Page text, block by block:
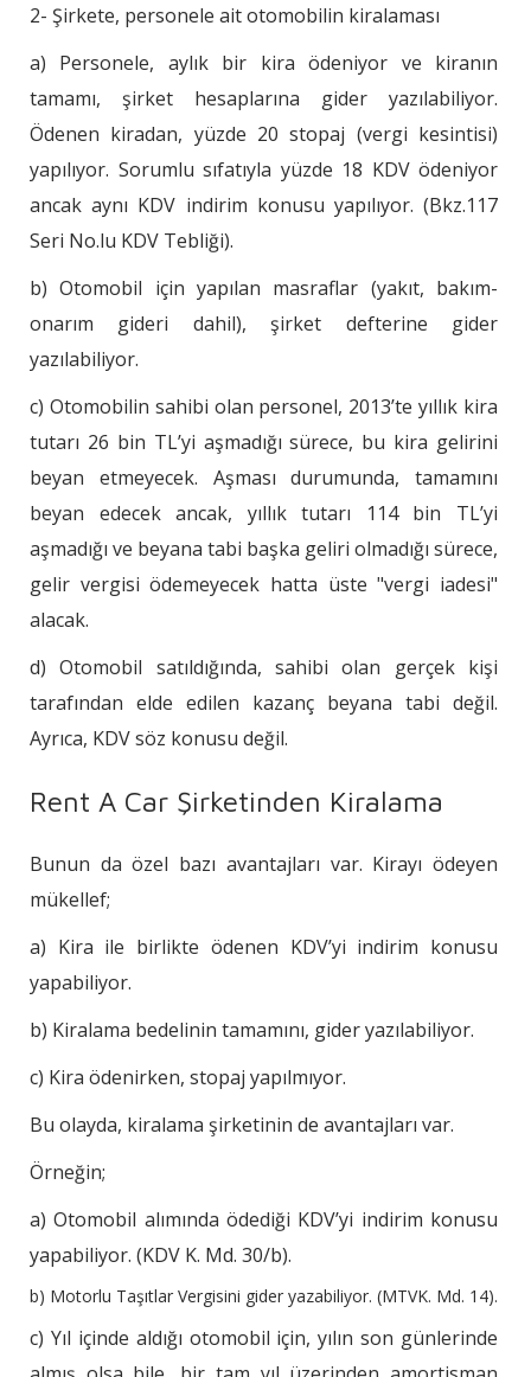
2- Şirkete, personele ait otomobilin kiralaması
a) Personele, aylık bir kira ödeniyor ve kiranın
tamamı, şirket hesaplarına gider yazılabiliyor.
Ödenen kiradan, yüzde 20 stopaj (vergi kesintisi)
yapılıyor. Sorumlu sıfatıyla yüzde 18 KDV ödeniyor
ancak aynı KDV indirim konusu yapılıyor. (Bkz.117
Seri No.lu KDV Tebliği).
b) Otomobil için yapılan masraflar (yakıt, bakım-
onarım gideri dahil), şirket defterine gider
yazılabiliyor.
c) Otomobilin sahibi olan personel, 2013’te yıllık kira
tutarı 26 bin TL’yi aşmadığı sürece, bu kira gelirini
beyan etmeyecek. Aşması durumunda, tamamını
beyan edecek ancak, yıllık tutarı 114 bin TL’yi
aşmadığı ve beyana tabi başka geliri olmadığı sürece,
gelir vergisi ödemeyecek hatta üste "vergi iadesi"
alacak.
d) Otomobil satıldığında, sahibi olan gerçek kişi
tarafından elde edilen kazanç beyana tabi değil.
Ayrıca, KDV söz konusu değil.
Rent A Car Şirketinden Kiralama
Bunun da özel bazı avantajları var. Kirayı ödeyen
mükellef;
a) Kira ile birlikte ödenen KDV’yi indirim konusu
yapabiliyor.
b) Kiralama bedelinin tamamını, gider yazılabiliyor.
c) Kira ödenirken, stopaj yapılmıyor.
Bu olayda, kiralama şirketinin de avantajları var.
Örneğin;
a) Otomobil alımında ödediği KDV’yi indirim konusu
yapabiliyor. (KDV K. Md. 30/b).
b) Motorlu Taşıtlar Vergisini gider yazabiliyor. (MTVK. Md. 14).
c) Yıl içinde aldığı otomobil için, yılın son günlerinde